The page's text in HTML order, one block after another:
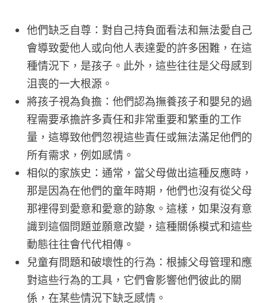
他們缺乏自尊：對自己持負面看法和無法愛自己
會導致愛他人或向他人表達愛的許多困難，在這
種情況下，是孩子。此外，這些往往是父母感到
沮喪的一大根源。
將孩子視為負擔：他們認為撫養孩子和嬰兒的過
程需要承擔許多責任和非常重要和繁重的工作
量，這導致他們忽視這些責任或無法滿足他們的
所有需求，例如感情。
相似的家族史：通常，當父母做出這種反應時，
那是因為在他們的童年時期，他們也沒有從父母
那裡得到愛意和愛意的跡象。這樣，如果沒有意
識到這個問題並願意改變，這種關係模式和這些
動態往往會代代相傳。
兒童有問題和破壞性的行為：根據父母管理和應
對這些行為的工具，它們會影響他們彼此的關
係，在某些情況下缺乏感情。